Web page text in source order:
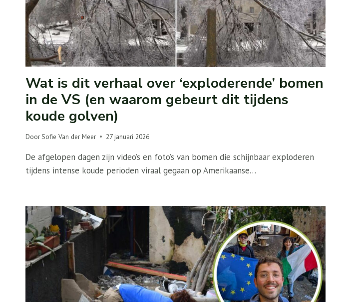
Wat is dit verhaal over ‘exploderende’ bomen
in de VS (en waarom gebeurt dit tijdens
koude golven)
Door Sofie Van der Meer 27 januari 2026
De afgelopen dagen zijn video’s en foto’s van bomen die schijnbaar exploderen
tijdens intense koude perioden viraal gegaan op Amerikaanse…